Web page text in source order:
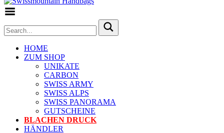
HOME
ZUM SHOP
UNIKATE
CARBON
SWISS ARMY
SWISS ALPS
SWISS PANORAMA
GUTSCHEINE
BLACHEN DRUCK
HÄNDLER